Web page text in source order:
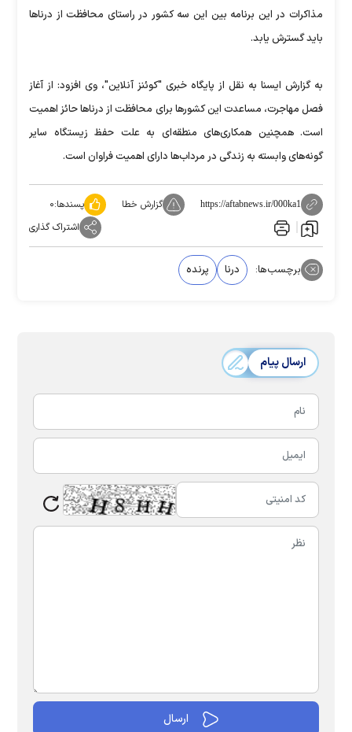
مذاکرات در این برنامه بین این سه کشور در راستای محافظت از درناها
باید گسترش یابد.
به گزارش ایسنا به نقل از پایگاه خبری "کوئنز آنلاین"، وی افزود: از آغاز
فصل مهاجرت،‌ مساعدت این کشورها برای محافظت از درناها حائز اهمیت
است. همچنین همکاری‌های منطقه‌ای به علت حفظ زیستگاه سایر
گونه‌های وابسته به زندگی در مرداب‌ها دارای اهمیت فراوان است.
https://aftabnews.ir/000ka1 گزارش خطا پسندها:۰
اشتراک گذاری
برچسب‌ها: درنا پرنده
ارسال پیام